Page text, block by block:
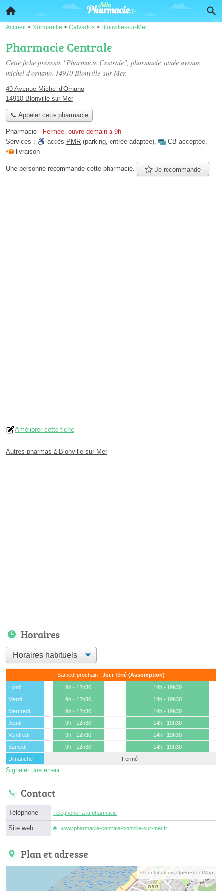
Accueil > Normandie > Calvados > Blonville-sur-Mer
Pharmacie Centrale
Cette fiche présente "Pharmacie Centrale", pharmacie située avenue
michel d'ornano, 14910 Blonville-sur-Mer.
49 Avenue Michel d'Ornano
14910 Blonville-sur-Mer
📞 Appeler cette pharmacie
Pharmacie - Fermée, ouvre demain à 9h
Services :
accès PMR (parking, entrée adaptée), CB acceptée,
livraison
Une personne recommande cette pharmacie. Je recommande
Améliorer cette fiche
Autres pharmas à Blonville-sur-Mer
Horaires
Samedi prochain : Jour férié (Assomption)
Lundi 9h - 12h30
14h - 19h30
Mardi
9h - 12h30
14h - 19h30
Mercredi
9h - 12h30
14h - 19h30
Jeudi
9h - 12h30
14h - 19h30
Vendredi
9h - 12h30
14h - 19h30
Samedi
9h - 12h30
14h - 19h30
Dimanche
Fermé
Signaler une erreur
Contact
Téléphone Téléphoner à la pharmacie
Site web www.pharmacie-centrale-blonville-sur-mer.fr
Plan et adresse
© contributeurs OpenStreetMap